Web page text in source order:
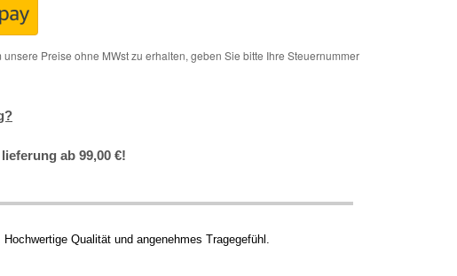
Preise ohne MWst zu erhalten, geben Sie bitte Ihre Steuernummer
ab 99,00 €!
Qualität und angenehmes Tragegefühl.